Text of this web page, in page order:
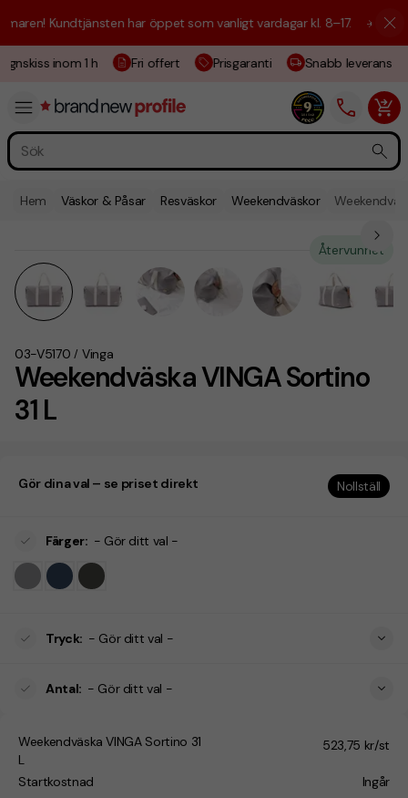
Kundtjänsten har öppet som vanligt vardagar kl. 8–17. ☀️ Vi är
inom 1 h Fri offert Prisgaranti Snabb leverans
Hem Väskor & Påsar Resväskor Weekendväskor
Weekendväska VINGA Sortino
31 L
03-V5170 / Vinga
Återvunnet
Gör dina val – se priset direkt Nollställ
Färger: - Gör ditt val -
Tryck: - Gör ditt val -
Antal: - Gör ditt val -
Weekendväska VINGA Sortino 31
L
523,75 kr/st
Startkostnad
Ingår